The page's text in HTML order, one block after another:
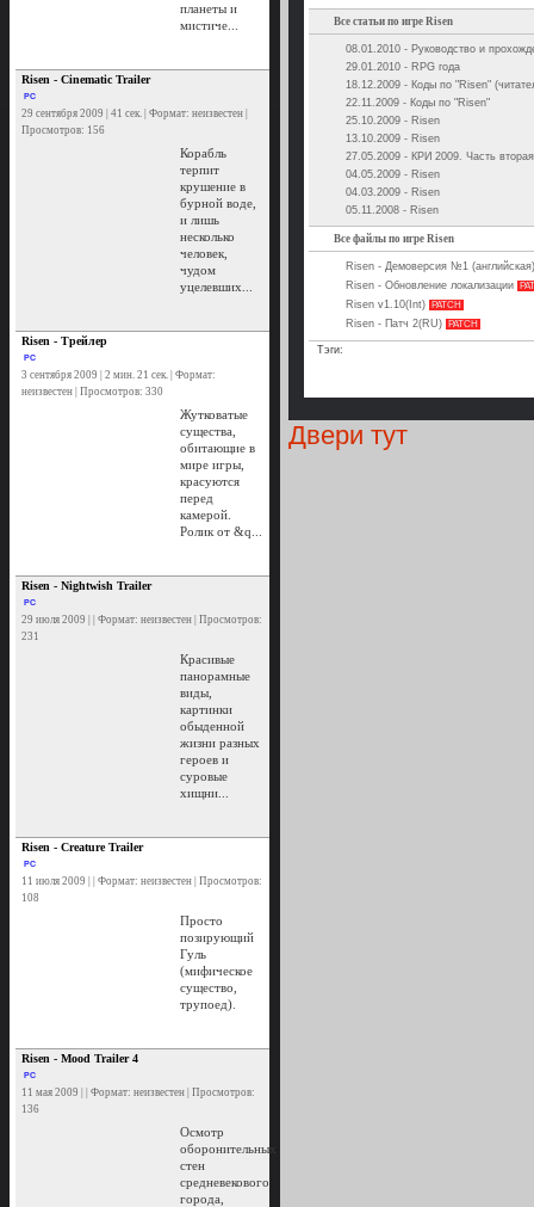
планеты и
мистиче...
Risen - Cinematic Trailer
PC
29 сентября 2009 | 41 сек. | Формат: неизвестен |
Просмотров: 156
Корабль
терпит
крушение в
бурной воде,
и лишь
несколько
человек,
чудом
уцелевших...
Risen - Трейлер
PC
3 сентября 2009 | 2 мин. 21 сек. | Формат:
неизвестен | Просмотров: 330
Жутковатые
существа,
обитающие в
мире игры,
красуются
перед
камерой.
Ролик от &q...
Risen - Nightwish Trailer
PC
29 июля 2009 | | Формат: неизвестен | Просмотров:
231
Красивые
панорамные
виды,
картинки
обыденной
жизни разных
героев и
суровые
хищни...
Risen - Creature Trailer
PC
11 июля 2009 | | Формат: неизвестен | Просмотров:
108
Просто
позирующий
Гуль
(мифическое
существо,
трупоед).
Risen - Mood Trailer 4
PC
11 мая 2009 | | Формат: неизвестен | Просмотров:
136
Осмотр
оборонительных
стен
средневекового
города,
Все статьи по игре Risen
08.01.2010 - Руководство и
29.01.2010 - RPG года
18.12.2009 - Коды по "Risen"
22.11.2009 - Коды по "Risen"
25.10.2009 - Risen
13.10.2009 - Risen
27.05.2009 - КРИ 2009. Часть вторая
04.05.2009 - Risen
04.03.2009 - Risen
05.11.2008 - Risen
Все файлы по игре Risen
Risen - Демоверсия №1
Risen - Обновление локализации
Risen v1.10(Int) PATCH
Risen - Патч 2(RU) PATCH
Тэги:
Двери тут